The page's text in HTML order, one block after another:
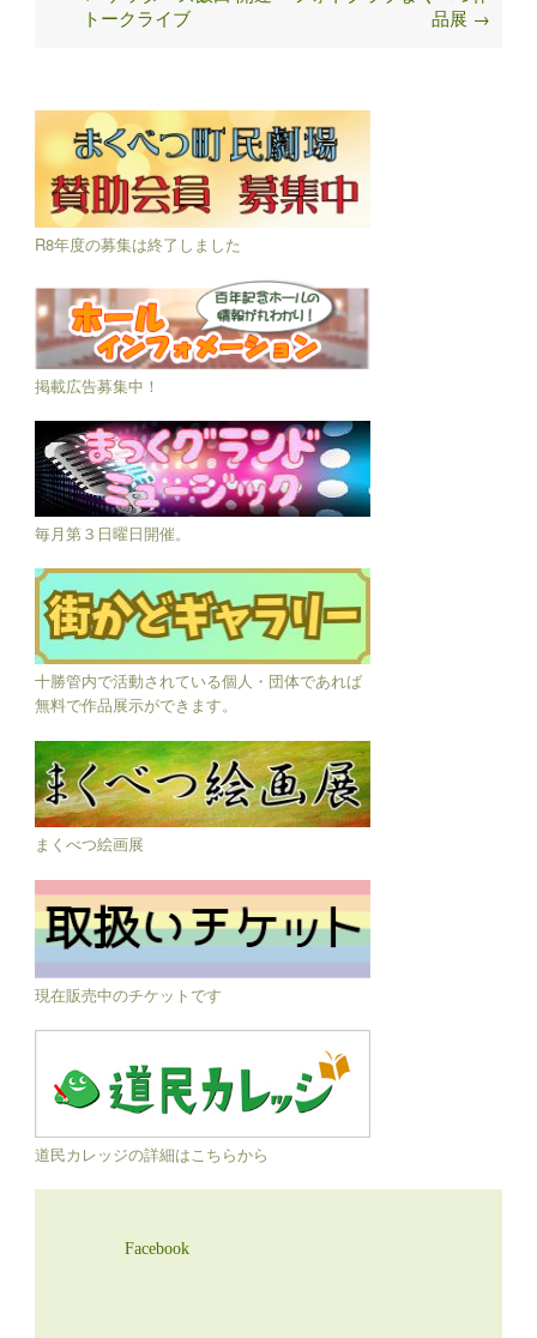
navigation
トークライブ
品展 →
R8年度の募集は終了しました
掲載広告募集中！
毎月第３日曜日開催。
十勝管内で活動されている個人・団体であれば
無料で作品展示ができます。
まくべつ絵画展
現在販売中のチケットです
道民カレッジの詳細はこちらから
Facebook